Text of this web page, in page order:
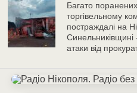
Багато
торгівельному
постраждалі на
Синельниківщині
атаки від